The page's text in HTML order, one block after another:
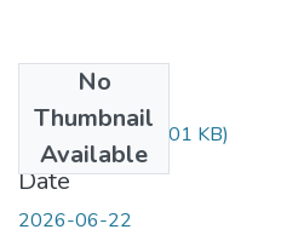
No
Thumbnail
Available
document.pdf(1001 KB)
Date
2026-06-22